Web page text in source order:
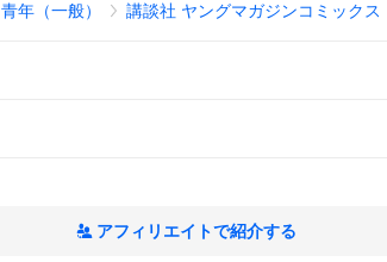
青年（一般） 講談社 ヤングマガジンコミックス
アフィリエイトで紹介する